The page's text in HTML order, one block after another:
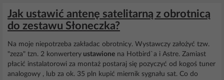
Jak ustawić antenę satelitarną z obrotnicą
do zestawu Słoneczka?
Na moje niepotrzeba zakładac obrotnicy. Wystawczy założyć tzw.
"zeza" tzn. 2 konwertery ustawione na Hotbird`a i Astre. Zamiast
płacić instalatorowi za montaż postaraj się pozyczyć od kogoś tuner
analogowy , lub za ok. 35 pln kupić miernik sygnału sat. Co do